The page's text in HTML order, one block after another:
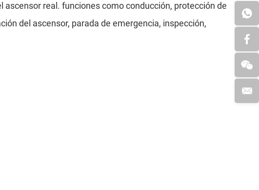
real. funciones como conducción, protección de
del ascensor, parada de emergencia, inspección,